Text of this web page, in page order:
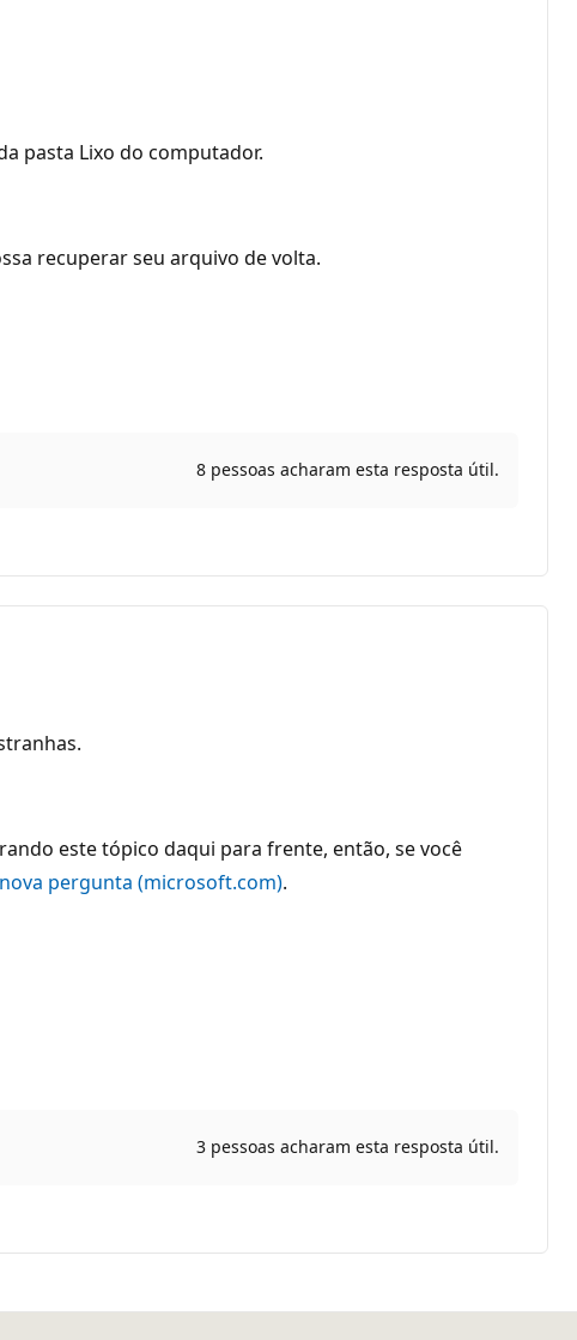
pasta Lixo do computador.
recuperar seu arquivo de volta.
8 pessoas acharam esta resposta útil.
este tópico daqui para frente, então, se você
pergunta (microsoft.com).
3 pessoas acharam esta resposta útil.